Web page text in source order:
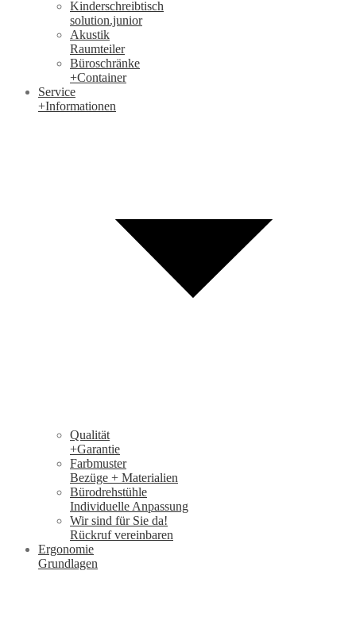
Kinderschreibtisch
solution.junior
Akustik
Raumteiler
Büroschränke
+Container
Service
+Informationen
Qualität
+Garantie
Farbmuster
Bezüge + Materialien
Bürodrehstühle
Individuelle Anpassung
Wir sind für Sie da!
Rückruf vereinbaren
Ergonomie
Grundlagen